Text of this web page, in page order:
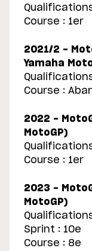
Course : 1er
2021/2 -
Yamaha
Course :
2022 -
MotoGP)
Course : 1er
2023 -
MotoGP)
Sprint : 10e
Course : 8e